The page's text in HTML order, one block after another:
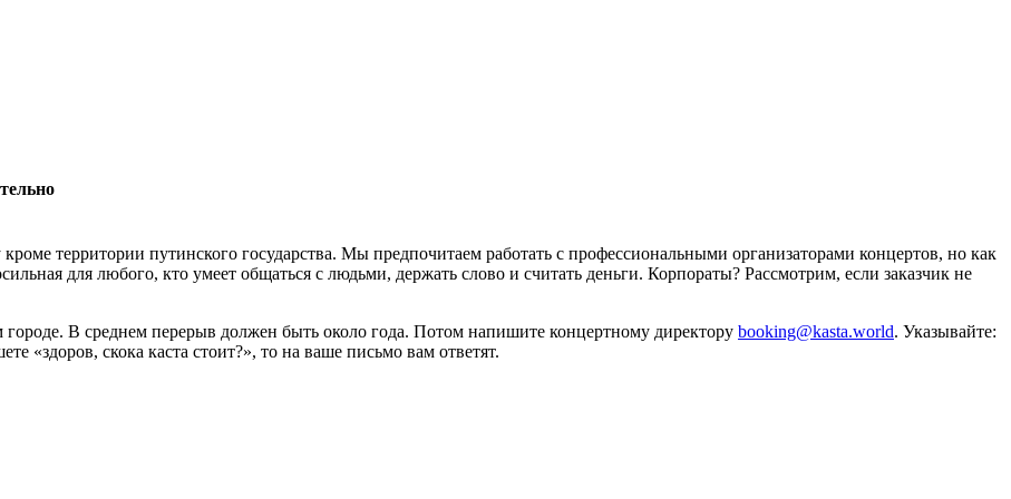
территории путинского государства. Мы предпочитаем работать с профессиональными организаторами концертов, но как
для любого, кто умеет общаться с людьми, держать слово и считать деньги. Корпораты? Рассмотрим, если заказчик не
В среднем перерыв должен быть около года. Потом напишите концертному директору booking@kasta.world. Указывайте:
скока каста стоит?», то на ваше письмо вам ответят.